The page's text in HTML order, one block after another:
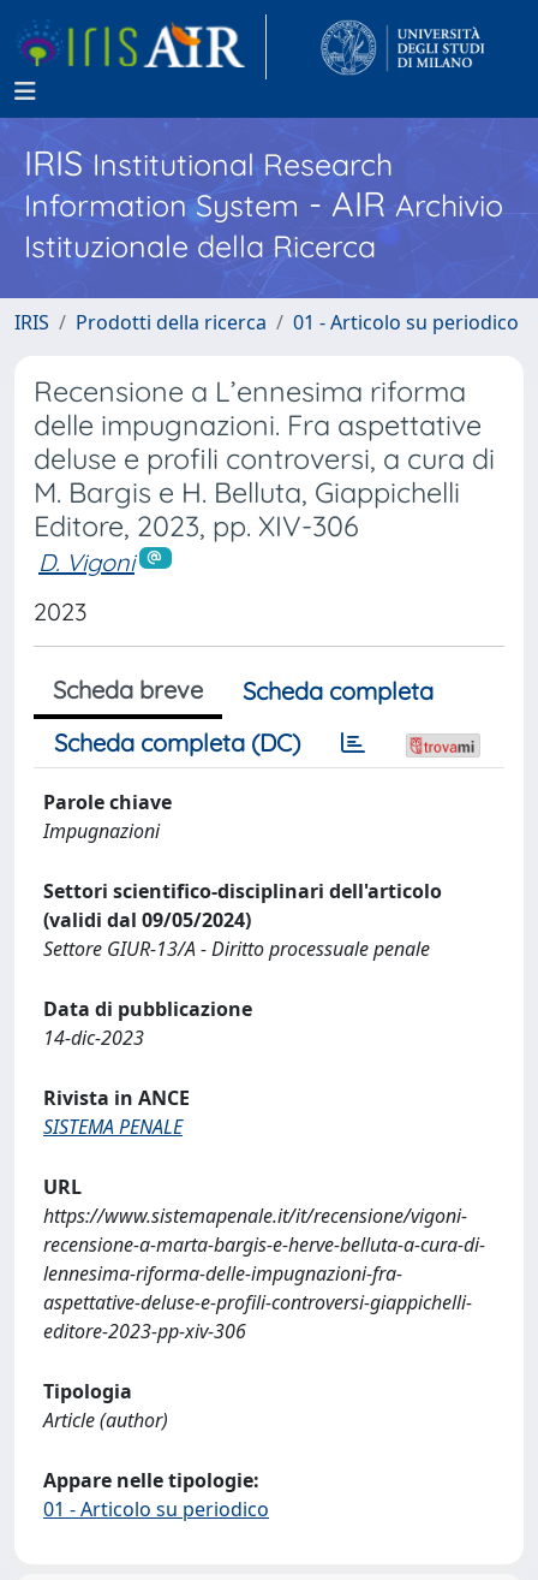
IRISInstitutional Research
Information System - AIR Archivio
Istituzionale della Ricerca
IRIS Prodotti della ricerca 01 - Articolo su periodico
Recensione a L’ennesima riforma
delle impugnazioni. Fra aspettative
deluse e profili controversi, a cura di
M. Bargis e H. Belluta, Giappichelli
Editore, 2023, pp. XIV-306
D. Vigoni
2023
Scheda breve
Scheda completa
Scheda completa (DC)
Parole chiave
Impugnazioni
Settori scientifico-disciplinari dell'articolo
(validi dal 09/05/2024)
Settore GIUR-13/A - Diritto processuale penale
Data di pubblicazione
14-dic-2023
Rivista in ANCE
SISTEMA PENALE
URL
https://www.sistemapenale.it/it/recensione/vigoni-
recensione-a-marta-bargis-e-herve-belluta-a-cura-di-
lennesima-riforma-delle-impugnazioni-fra-
aspettative-deluse-e-profili-controversi-giappichelli-
editore-2023-pp-xiv-306
Tipologia
Article (author)
Appare nelle tipologie:
01 - Articolo su periodico